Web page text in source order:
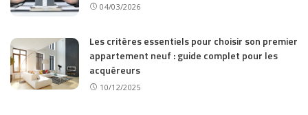
04/03/2026
Les critères essentiels pour choisir son premier
appartement neuf : guide complet pour les
acquéreurs
10/12/2025